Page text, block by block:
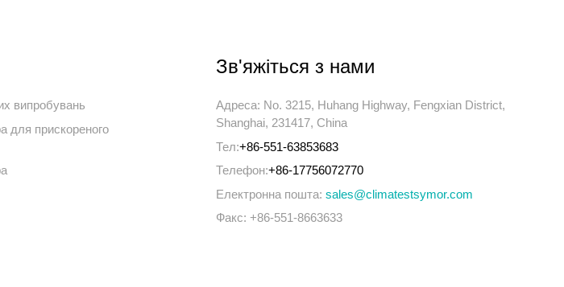
випробувань
для прискореного
Зв'яжіться з нами
Адреса: No. 3215, Huhang Highway, Fengxian District,
Shanghai, 231417, China
Тел:+86-551-63853683
Телефон:+86-17756072770
Електронна пошта: sales@climatestsymor.com
Факс: +86-551-8663633